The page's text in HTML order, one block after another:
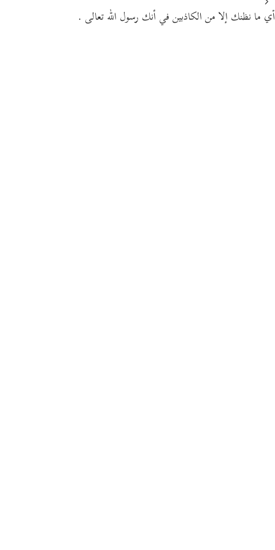
أي ما نظنك إلا من الكاذبين في أنك رسول الله تعالى .